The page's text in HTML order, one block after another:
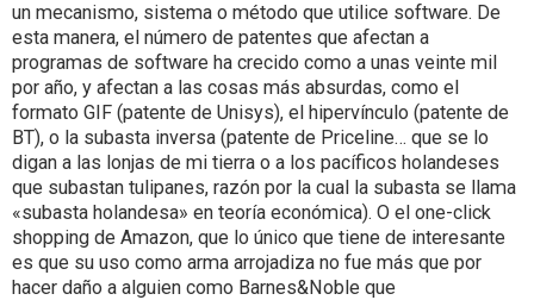
un mecanismo, sistema o método que utilice software. De
esta manera, el número de patentes que afectan a
programas de software ha crecido como a unas veinte mil
por año, y afectan a las cosas más absurdas, como el
formato GIF (patente de Unisys), el hipervínculo (patente de
BT), o la subasta inversa (patente de Priceline… que se lo
digan a las lonjas de mi tierra o a los pacíficos holandeses
que subastan tulipanes, razón por la cual la subasta se llama
«subasta holandesa» en teoría económica). O el one-click
shopping de Amazon, que lo único que tiene de interesante
es que su uso como arma arrojadiza no fue más que por
hacer daño a alguien como Barnes&Noble que